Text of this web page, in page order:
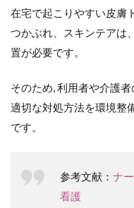
在宅で起こりやすい皮膚
つかぶれ、スキンテアは
置が必要です。
そのため, 利用者や介護
適切な対処方法を環境整
です。
参考文献： ナ
看護